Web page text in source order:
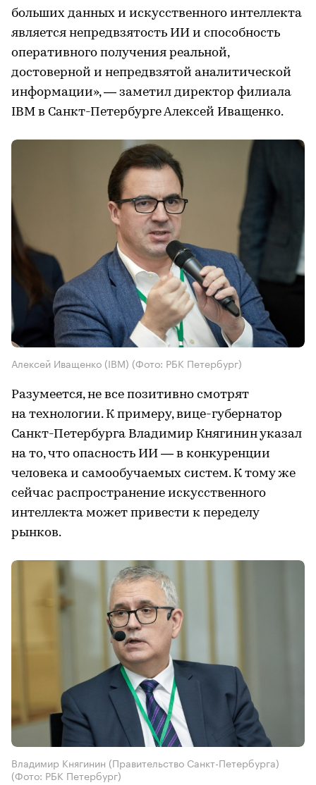
больших данных и искусственного интеллекта
является непредвзятость ИИ и способность
оперативного получения реальной,
достоверной и непредвзятой аналитической
информации», — заметил директор филиала
IBM в Санкт-Петербурге Алексей Иващенко.
Алексей Иващенко (IBM) (Фото: РБК Петербург)
Разумеется, не все позитивно смотрят
на технологии. К примеру, вице-губернатор
Санкт-Петербурга Владимир Княгинин указал
на то, что опасность ИИ — в конкуренции
человека и самообучаемых систем. К тому же
сейчас распространение искусственного
интеллекта может привести к переделу
рынков.
Владимир Княгинин (Правительство Санкт-Петербурга)
(Фото: РБК Петербург)